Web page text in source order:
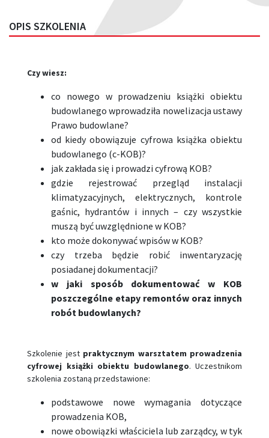
OPIS SZKOLENIA
Czy wiesz:
co nowego w prowadzeniu książki obiektu
budowlanego wprowadziła nowelizacja ustawy
Prawo budowlane?
od kiedy obowiązuje cyfrowa książka obiektu
budowlanego (c-KOB)?
jak zakłada się i prowadzi cyfrową KOB?
gdzie rejestrować przegląd instalacji
klimatyzacyjnych, elektrycznych, kontrole
gaśnic, hydrantów i innych – czy wszystkie
muszą być uwzględnione w KOB?
kto może dokonywać wpisów w KOB?
czy trzeba będzie robić inwentaryzację
posiadanej dokumentacji?
w jaki sposób dokumentować w KOB
poszczególne etapy remontów oraz innych
robót budowlanych?
Szkolenie jest praktycznym warsztatem prowadzenia
cyfrowej książki obiektu budowlanego. Uczestnikom
szkolenia zostaną przedstawione:
podstawowe nowe wymagania dotyczące
prowadzenia KOB,
nowe obowiązki właściciela lub zarządcy, w tyk